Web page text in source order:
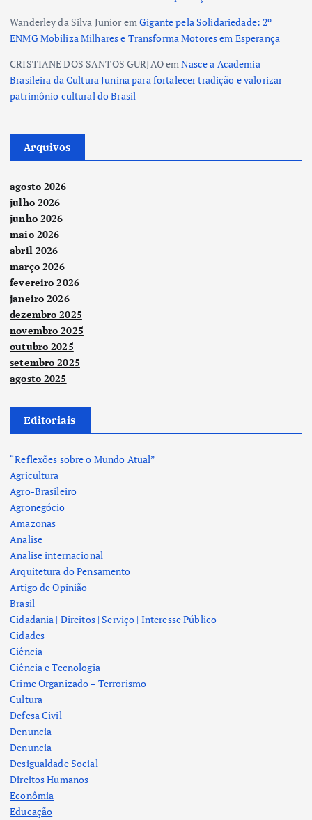
Wanderley da Silva JunioremGigante pela Solidariedade: 2º
ENMG Mobiliza Milhares e Transforma Motores em Esperança
CRISTIANE DOS SANTOS GURJAOemNasce a Academia
Brasileira da Cultura Junina para fortalecer tradição e valorizar
patrimônio cultural do Brasil
Arquivos
agosto 2026
julho 2026
junho 2026
maio 2026
abril 2026
março 2026
fevereiro 2026
janeiro 2026
dezembro 2025
novembro 2025
outubro 2025
setembro 2025
agosto 2025
Editoriais
“Reflexões sobre o Mundo Atual”
Agricultura
Agro-Brasileiro
Agronegócio
Amazonas
Analise
Analise internacional
Arquitetura do Pensamento
Artigo de Opinião
Brasil
Cidadania | Direitos | Serviço | Interesse Público
Cidades
Ciência
Ciência e Tecnologia
Crime Organizado – Terrorismo
Cultura
Defesa Civil
Denuncia
Denuncia
Desigualdade Social
Direitos Humanos
Econômia
Educação